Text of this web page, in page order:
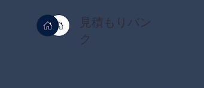
見積もりバン
ク